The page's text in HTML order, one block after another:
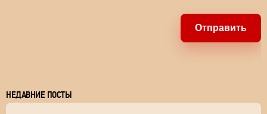
Отправить
НЕДАВНИЕ ПОСТЫ